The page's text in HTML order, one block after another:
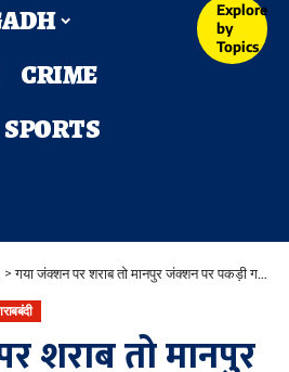
CRIME
SPORTS
Explore
by
Topics
>गया जंक्शन पर शराब तो मानपुर जंक्शन पर पकड़ी गई लकड़ी, गया से जुड़े हुए हैं माफियाओं के तार
शराब तो मानपुर